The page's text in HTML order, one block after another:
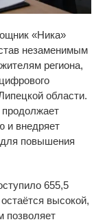
«Ника»
незаменимым
региона,
области.
и внедряет
для повышения
655,5
высокой,
позволяет